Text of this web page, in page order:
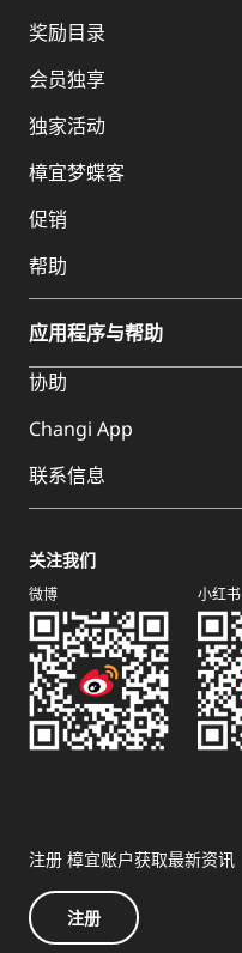
奖励目录
会员独享
独家活动
樟宜梦蝶客
促销
帮助
应用程序与帮助
协助
Changi App
联系信息
关注我们
微博 小红书
注册 樟宜账户获取最新资讯
注册